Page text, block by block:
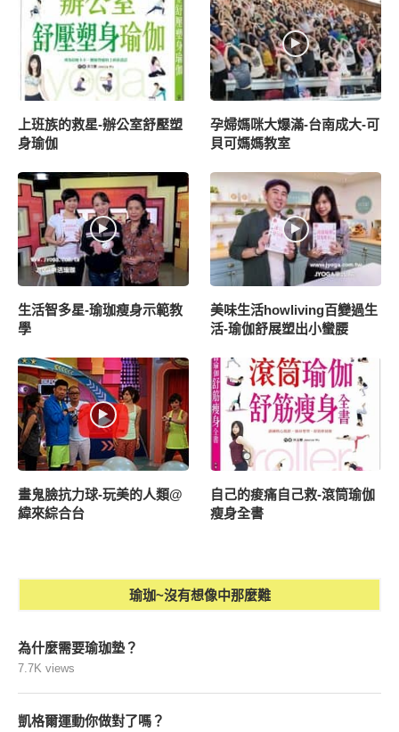
上班族的救星-辦公室舒壓塑
身瑜伽
孕婦媽咪大爆滿-台南成大-可
貝可媽媽教室
生活智多星-瑜珈瘦身示範教
學
美味生活howliving百變過生
活-瑜伽舒展塑出小蠻腰
畫鬼臉抗力球-玩美的人類@
緯來綜合台
自己的痠痛自己救-滾筒瑜伽
瘦身全書
瑜珈~沒有想像中那麼難
為什麼需要瑜珈墊？
7.7K views
凱格爾運動你做對了嗎？